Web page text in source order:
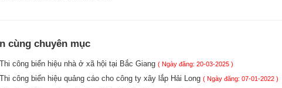
cùng chuyên mục
Thi công biển hiệu nhà ở xã hội tại Bắc Giang ( Ngày đăng: 20-03-2025 )
Thi công biển hiệu quảng cáo cho công ty xây lắp Hải Long ( Ngày đăng: 07-01-2022 )